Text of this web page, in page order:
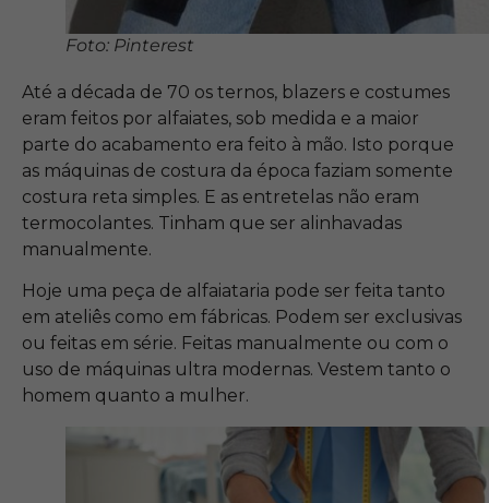
Foto: Pinterest
Até a década de 70 os ternos, blazers e costumes
eram feitos por alfaiates, sob medida e a maior
parte do acabamento era feito à mão. Isto porque
as máquinas de costura da época faziam somente
costura reta simples. E as entretelas não eram
termocolantes. Tinham que ser alinhavadas
manualmente.
Hoje uma peça de alfaiataria pode ser feita tanto
em ateliês como em fábricas. Podem ser exclusivas
ou feitas em série. Feitas manualmente ou com o
uso de máquinas ultra modernas. Vestem tanto o
homem quanto a mulher.